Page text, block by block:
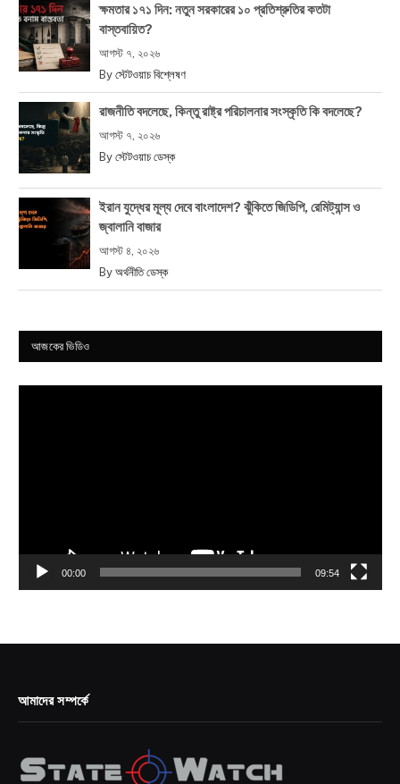
ক্ষমতার ১৭১ দিন: নতুন সরকারের ১০ প্রতিশ্রুতির কতটা
বাস্তবায়িত?
আগস্ট ৭, ২০২৬
By স্টেটওয়াচ বিশ্লেষণ
রাজনীতি বদলেছে, কিন্তু রাষ্ট্র পরিচালনার সংস্কৃতি কি বদলেছে?
আগস্ট ৭, ২০২৬
By স্টেটওয়াচ ডেস্ক
ইরান যুদ্ধের মূল্য দেবে বাংলাদেশ? ঝুঁকিতে জিডিপি, রেমিট্যান্স ও
জ্বালানি বাজার
আগস্ট ৪, ২০২৬
By অর্থনীতি ডেস্ক
আজকের ভিডিও
00:00 09:54
আমাদের সম্পর্কে